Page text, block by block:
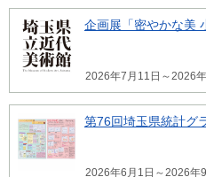
企画展「密やかな美
2026年7月11日～2026
第76回埼玉県統計グ
2026年6月1日～2026年